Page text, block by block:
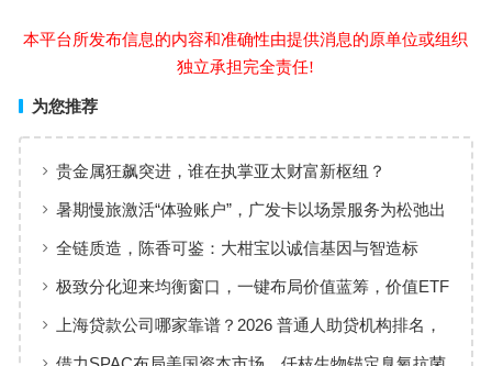
本平台所发布信息的内容和准确性由提供消息的原单位或组织
独立承担完全责任!
为您推荐
贵金属狂飙突进，谁在执掌亚太财富新枢纽？
暑期慢旅激活“体验账户”，广发卡以场景服务为松弛出
行添彩
全链质造，陈香可鉴：大柑宝以诚信基因与智造标
准，定义新会陈皮高质量发展
极致分化迎来均衡窗口，一键布局价值蓝筹，价值ETF
华夏火热开售
上海贷款公司哪家靠谱？2026 普通人助贷机构排名，
工薪族借钱选择指南